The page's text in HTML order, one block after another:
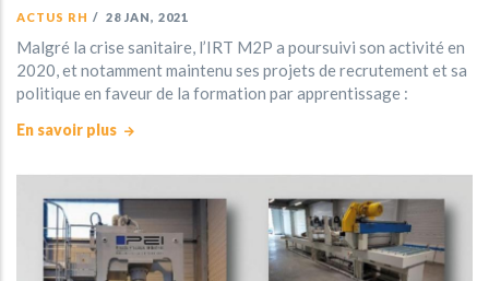
ACTUS RH / 28 JAN, 2021
Malgré la crise sanitaire, l’IRT M2P a poursuivi son activité en
2020, et notamment maintenu ses projets de recrutement et sa
politique en faveur de la formation par apprentissage :
En savoir plus